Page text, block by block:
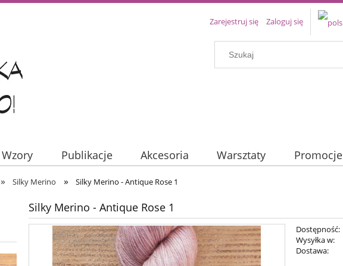
Zarejestruj się Zaloguj się
Wzory Publikacje Akcesoria Warsztaty Promocje
» Silky Merino » Silky Merino - Antique Rose 1
Silky Merino - Antique Rose 1
Dostępność:
Wysyłka w:
Dostawa: